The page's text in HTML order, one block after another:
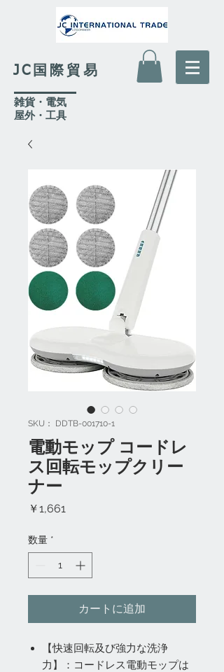
JC国際貿易
​雑貨・電気
​屋外・工具
SKU： DDTB-001710-1
電動モップ コードレ
ス回転モップクリー
ナー
￥1,661
数量 *
カートに追加
【快速回転及び強力な洗浄
力】：コードレス電動モップは